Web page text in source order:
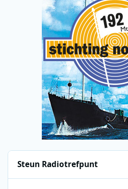
Steun Radiotrefpunt